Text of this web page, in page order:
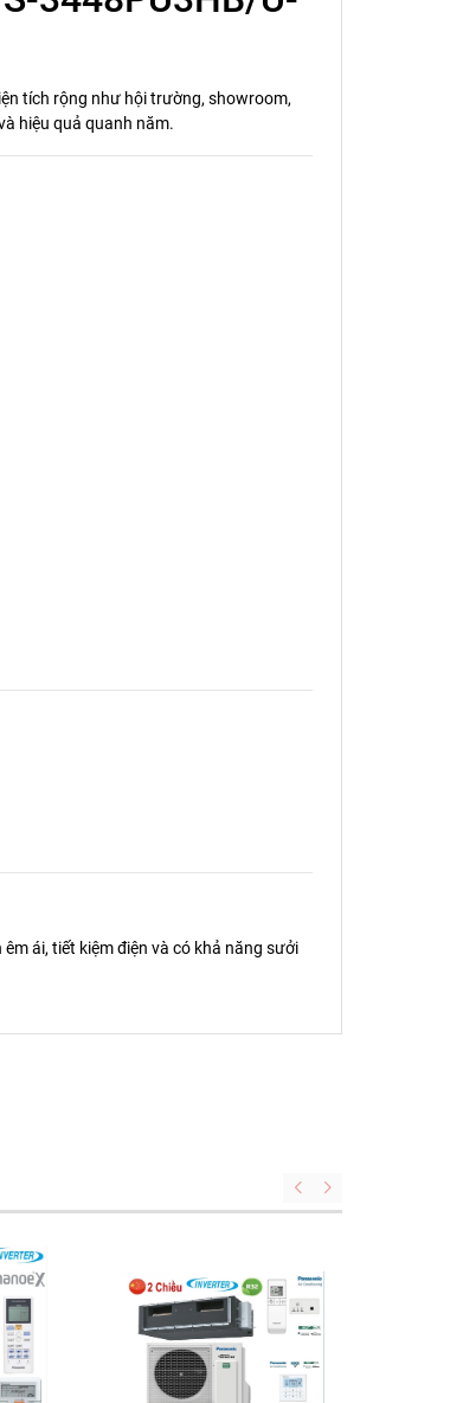
tích rộng như hội trường, showroom,
hiệu quả quanh năm.
ái, tiết kiệm điện và có khả năng sưởi